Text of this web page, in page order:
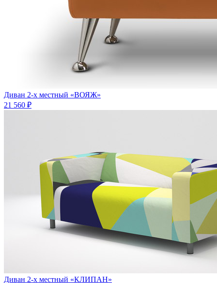
Диван 2-х местный «ВОЯЖ»
21 560 ₽
Диван 2-х местный «КЛИПАН»